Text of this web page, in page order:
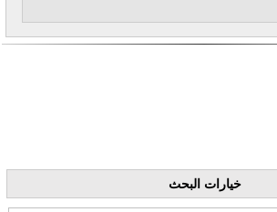
خيارات البحث